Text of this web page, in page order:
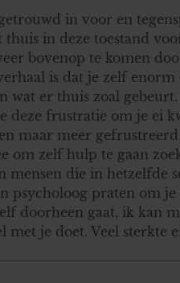
in voor en
in deze toestand
bovenop te komen
is dat je zelf enorm
wat er thuis zoal
deze frustratie om je ei
maar meer
om zelf hulp te gaan
mensen die in hetzelfde
psycholoog praten om
doorheen gaat, ik kan
met je doet. Veel sterkte